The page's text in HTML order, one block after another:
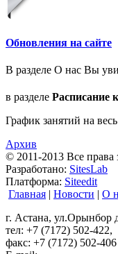
Обновления на сайте
В разделе О нас Вы
в разделе Расписание
График занятий на
Архив
© 2011-2013 Все
Разработано: SitesLab
Платформа: Siteedit
Главная | Новости | О
г. Астана, ул.Орынбор
тел: +7 (7172) 502-422,
факс: +7 (7172) 502-406